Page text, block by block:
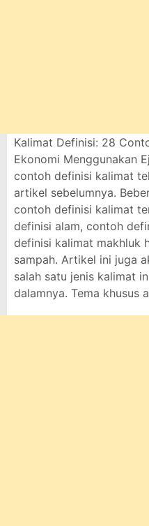
Kalimat Definisi: 28
Ekonomi Menggunakan
contoh definisi kalimat
artikel sebelumnya.
contoh definisi kalimat
definisi alam, contoh
definisi kalimat makhluk
sampah. Artikel ini juga
salah satu jenis kalimat
dalamnya. Tema khusus